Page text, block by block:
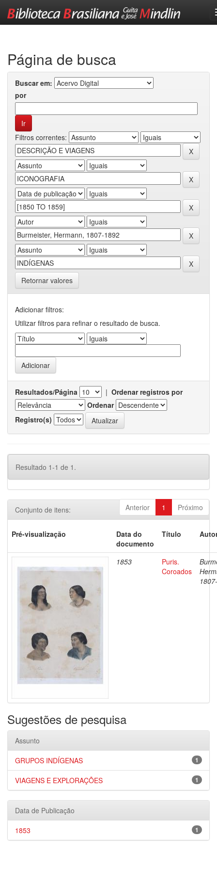
Página de busca
Buscar em:
por
Filtros correntes:
Retornar valores
Adicionar filtros:
Utilizar filtros para refinar o resultado de busca.
Resultados/Página | Ordenar registros por
Ordenar
Registro(s)
Resultado 1-1 de 1.
Anterior 1 Próximo
Conjunto de itens:
Pré-visualização
Data do
documento
Título
1853
Puris.
Coroados
Sugestões de pesquisa
Assunto
1
GRUPOS INDÍGENAS
1
VIAGENS E EXPLORAÇÕES
Data de Publicação
1
1853